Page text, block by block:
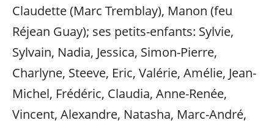
Claudette (Marc Tremblay), Manon (feu
Réjean Guay); ses petits-enfants: Sylvie,
Sylvain, Nadia, Jessica, Simon-Pierre,
Charlyne, Steeve, Eric, Valérie, Amélie, Jean-
Michel, Frédéric, Claudia, Anne-Renée,
Vincent, Alexandre, Natasha, Marc-André,